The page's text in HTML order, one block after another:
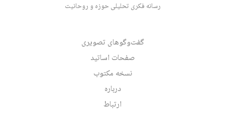
رسانه فکری تحلیلی حوزه و روحانیت
گفت‌وگوهای تصویری
صفحات اساتید
نسخه مکتوب
درباره
ارتباط